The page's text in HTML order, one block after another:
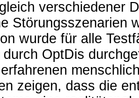
verschiedener
Störungsszenarien
wurde für alle
OptDis
zeigen, dass die